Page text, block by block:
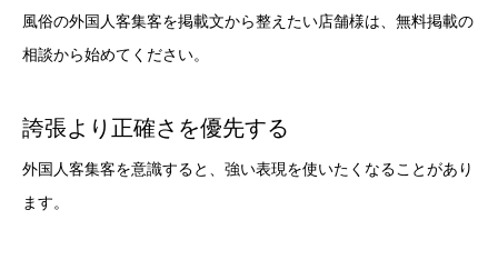
風俗の外国人客集客を掲載文から整えたい店舗様は、無料掲載の
相談から始めてください。
誇張より正確さを優先する
外国人客集客を意識すると、強い表現を使いたくなることがあり
ます。